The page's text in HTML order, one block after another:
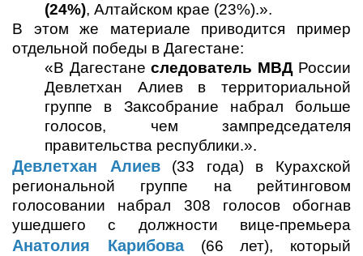
(24%), Алтайском крае (23%).».
В этом же материале приводится пример
отдельной победы в Дагестане:
«В Дагестане следователь МВДРоссии
Девлетхан Алиев в территориальной
группе в Заксобрание набрал больше
голосов, чем зампредседателя
правительства республики.».
Девлетхан Алиев(33 года) в Курахской
региональной группе на рейтинговом
голосовании набрал 308 голосов обогнав
ушедшего с должности вице-премьера
Анатолия Карибова(66 лет), который